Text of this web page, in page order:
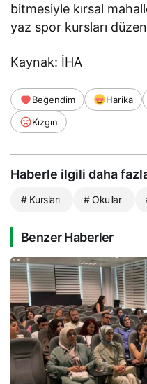
bitmesiyle kırsal
yaz spor kursları
Kaynak: İHA
Beğendim Harika
Kızgın
Haberle ilgili daha
# Kursları # Okullar
Benzer Haberler